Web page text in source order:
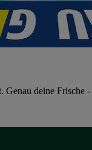
deine Frische -